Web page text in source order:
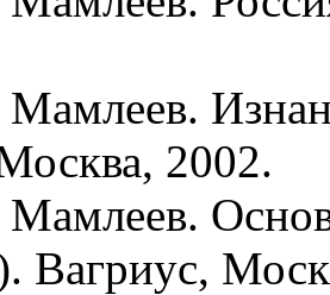
2002.
Вагриус,